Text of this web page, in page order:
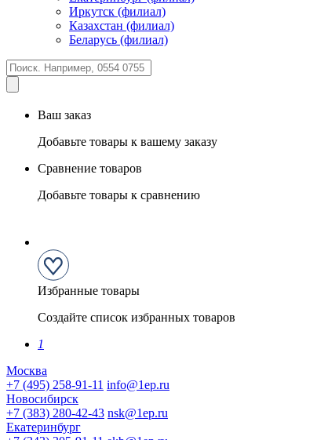
Иркутск (филиал)
Казахстан (филиал)
Беларусь (филиал)
Ваш заказ
Добавьте товары к вашему заказу
Сравнение товаров
Добавьте товары к сравнению
Избранные товары
Создайте список избранных товаров
1
Москва
+7 (495) 258-91-11 info@1ep.ru
Новосибирск
+7 (383) 280-42-43 nsk@1ep.ru
Екатеринбург